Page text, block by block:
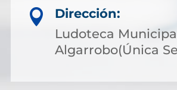

Dirección:
Ludoteca
Algarrobo(Única